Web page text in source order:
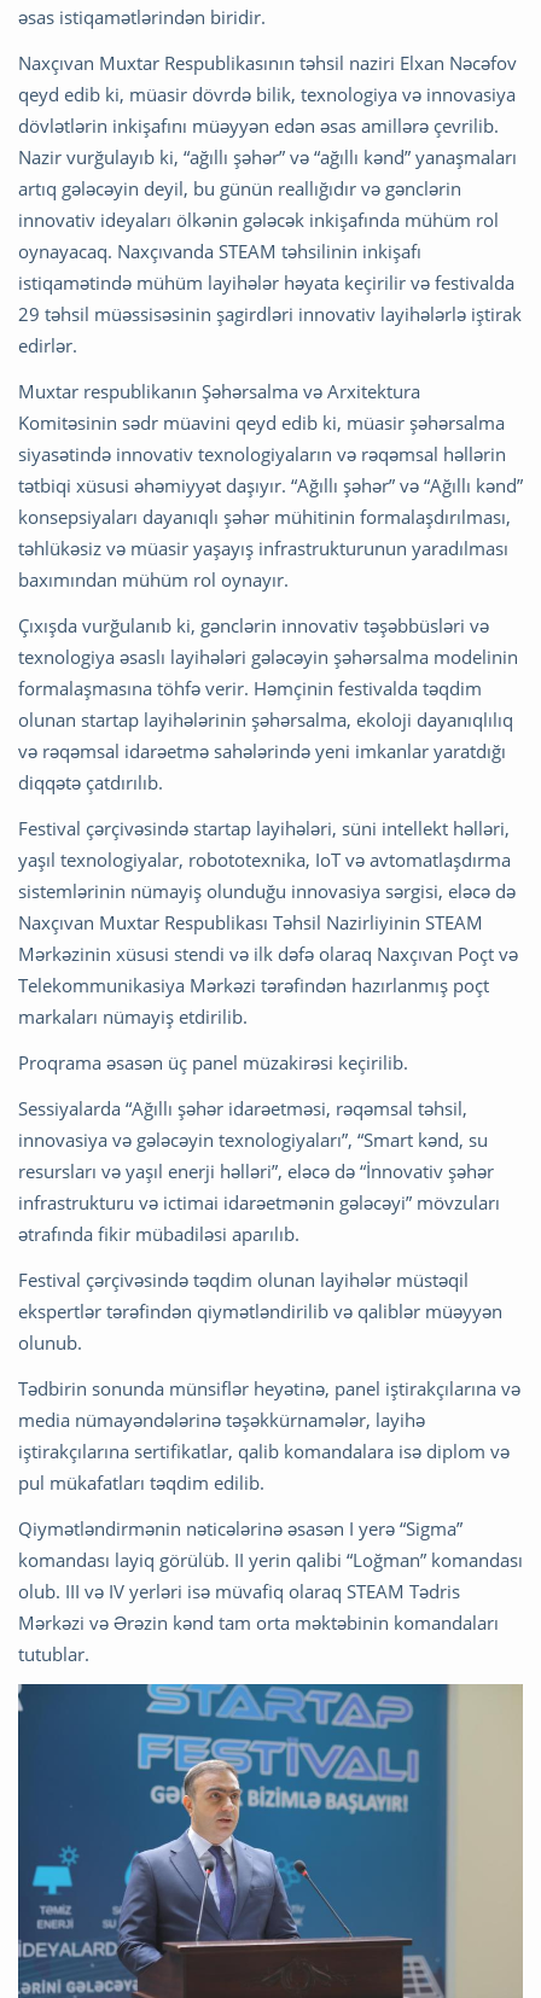
əsas istiqamətlərindən biridir.
Naxçıvan Muxtar Respublikasının təhsil naziri Elxan Nəcəfov
qeyd edib ki, müasir dövrdə bilik, texnologiya və innovasiya
dövlətlərin inkişafını müəyyən edən əsas amillərə çevrilib.
Nazir vurğulayıb ki, “ağıllı şəhər” və “ağıllı kənd” yanaşmaları
artıq gələcəyin deyil, bu günün reallığıdır və gənclərin
innovativ ideyaları ölkənin gələcək inkişafında mühüm rol
oynayacaq. Naxçıvanda STEAM təhsilinin inkişafı
istiqamətində mühüm layihələr həyata keçirilir və festivalda
29 təhsil müəssisəsinin şagirdləri innovativ layihələrlə iştirak
edirlər.
Muxtar respublikanın Şəhərsalma və Arxitektura
Komitəsinin sədr müavini qeyd edib ki, müasir şəhərsalma
siyasətində innovativ texnologiyaların və rəqəmsal həllərin
tətbiqi xüsusi əhəmiyyət daşıyır. “Ağıllı şəhər” və “Ağıllı kənd”
konsepsiyaları dayanıqlı şəhər mühitinin formalaşdırılması,
təhlükəsiz və müasir yaşayış infrastrukturunun yaradılması
baxımından mühüm rol oynayır.
Çıxışda vurğulanıb ki, gənclərin innovativ təşəbbüsləri və
texnologiya əsaslı layihələri gələcəyin şəhərsalma modelinin
formalaşmasına töhfə verir. Həmçinin festivalda təqdim
olunan startap layihələrinin şəhərsalma, ekoloji dayanıqlılıq
və rəqəmsal idarəetmə sahələrində yeni imkanlar yaratdığı
diqqətə çatdırılıb.
Festival çərçivəsində startap layihələri, süni intellekt həlləri,
yaşıl texnologiyalar, robototexnika, IoT və avtomatlaşdırma
sistemlərinin nümayiş olunduğu innovasiya sərgisi, eləcə də
Naxçıvan Muxtar Respublikası Təhsil Nazirliyinin STEAM
Mərkəzinin xüsusi stendi və ilk dəfə olaraq Naxçıvan Poçt və
Telekommunikasiya Mərkəzi tərəfindən hazırlanmış poçt
markaları nümayiş etdirilib.
Proqrama əsasən üç panel müzakirəsi keçirilib.
Sessiyalarda “Ağıllı şəhər idarəetməsi, rəqəmsal təhsil,
innovasiya və gələcəyin texnologiyaları”, “Smart kənd, su
resursları və yaşıl enerji həlləri”, eləcə də “İnnovativ şəhər
infrastrukturu və ictimai idarəetmənin gələcəyi” mövzuları
ətrafında fikir mübadiləsi aparılıb.
Festival çərçivəsində təqdim olunan layihələr müstəqil
ekspertlər tərəfindən qiymətləndirilib və qaliblər müəyyən
olunub.
Tədbirin sonunda münsiflər heyətinə, panel iştirakçılarına və
media nümayəndələrinə təşəkkürnamələr, layihə
iştirakçılarına sertifikatlar, qalib komandalara isə diplom və
pul mükafatları təqdim edilib.
Qiymətləndirmənin nəticələrinə əsasən I yerə “Sigma”
komandası layiq görülüb. II yerin qalibi “Loğman” komandası
olub. III və IV yerləri isə müvafiq olaraq STEAM Tədris
Mərkəzi və Ərəzin kənd tam orta məktəbinin komandaları
tutublar.